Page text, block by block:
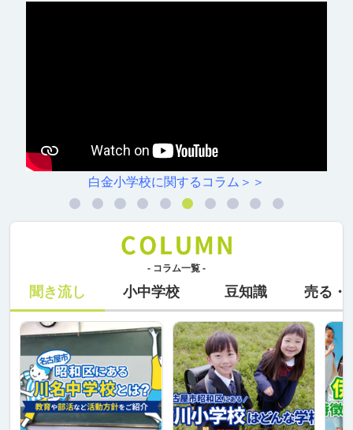
白金小学校に関するコラム＞＞
- コラム一覧 -
聞き流し 小中学校 豆知識 売る・